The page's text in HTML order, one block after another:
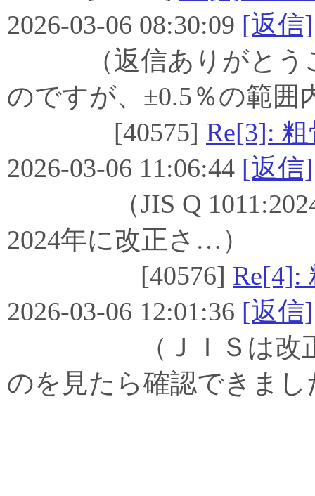
2026-03-06 08:30:09 [返信]
（返信ありがとうご
のですが、±0.5％の範
[40575] Re[3]:
2026-03-06 11:06:44 [返信]
（JIS Q 1011:2024
2024年に改正さ…）
[40576] Re[4]:
2026-03-06 12:01:36 [返信]
（ＪＩＳは改正前
のを見たら確認できま